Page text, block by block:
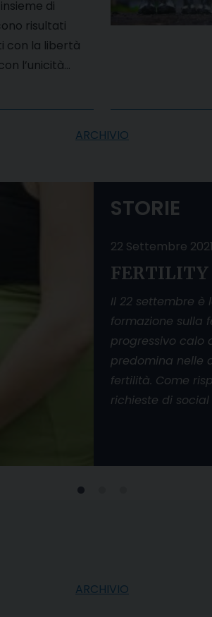
di
risultati
con la libertà
l’unicità…
ARCHIVIO
STORIE
22 Settembre 2021
FERTILITY
Il 22 settembre è
formazione sulla
progressivo calo
predomina nelle
fertilità. Come
richieste di social
ARCHIVIO